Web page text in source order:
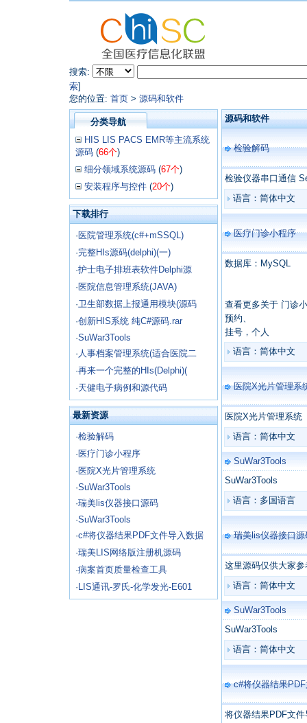
搜索:
索]
您的位置: 首页 > 源码和软件
分类导航
HIS LIS PACS EMR等主流系统
源码 (66个)
细分领域系统源码 (67个)
安装程序与控件 (20个)
下载排行
·医院管理系统(c#+mSSQL)
·完整HIs源码(delphi)(一)
·护士电子排班表软件Delphi源
·医院信息管理系统(JAVA)
·卫生部数据上报通用模块(源码
·创新HIS系统 纯C#源码.rar
·SuWar3Tools
· 人事档案管理系统(适合医院二
·再来一个完整的HIs(Delphi)(
·天健电子病例和源代码
最新资源
·检验解码
·医疗门诊小程序
·医院X光片管理系统
·SuWar3Tools
·瑞美lis仪器接口源码
·SuWar3Tools
·c#将仪器结果PDF文件导入数据
·瑞美LIS网络版注册机源码
·病案首页质量检查工具
· LIS通讯-罗氏-化学发光-E601
源码和软件
检验解码
检验仪器串口通信
语言：简体中文
医疗门诊小程序
数据库：MySQL
查看更多关于 门诊
预约、
挂号，个人
语言：简体中文
医院X光片管理系
医院X光片管理系统
语言：简体中文
SuWar3Tools
SuWar3Tools
语言：多国语言
瑞美lis仪器接口源
这里源码仅供大家
语言：简体中文
SuWar3Tools
SuWar3Tools
语言：简体中文
c#将仪器结果
将仪器结果PDF文